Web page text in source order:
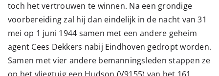
toch het vertrouwen te winnen. Na een grondige
voorbereiding zal hij dan eindelijk in de nacht van 31
mei op 1 juni 1944 samen met een andere geheim
agent Cees Dekkers nabij Eindhoven gedropt worden.
Samen met vier andere bemanningsleden stappen ze